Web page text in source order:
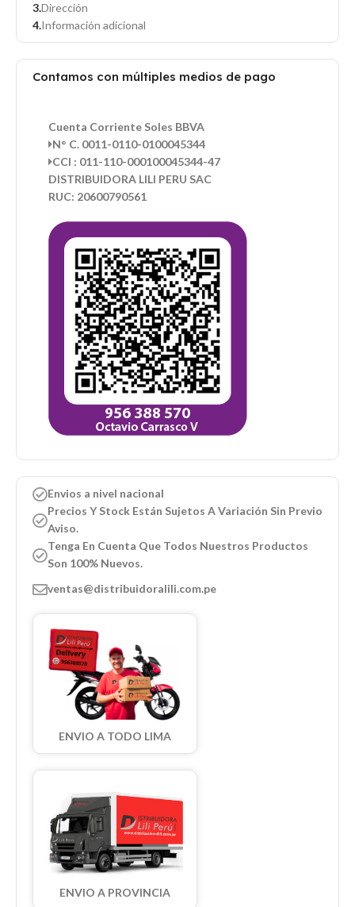
Dirección
Información adicional
Contamos con múltiples medios de pago
Cuenta Corriente Soles BBVA
N° C. 0011-0110-0100045344
CCI : 011-110-000100045344-47
DISTRIBUIDORA LILI PERU SAC
RUC: 20600790561
Envios a nivel nacional
Precios Y Stock Están Sujetos A Variación Sin Previo
Aviso.
Tenga En Cuenta Que Todos Nuestros Productos
Son 100% Nuevos.
ventas@distribuidoralili.com.pe
ENVIO A TODO LIMA
ENVIO A PROVINCIA